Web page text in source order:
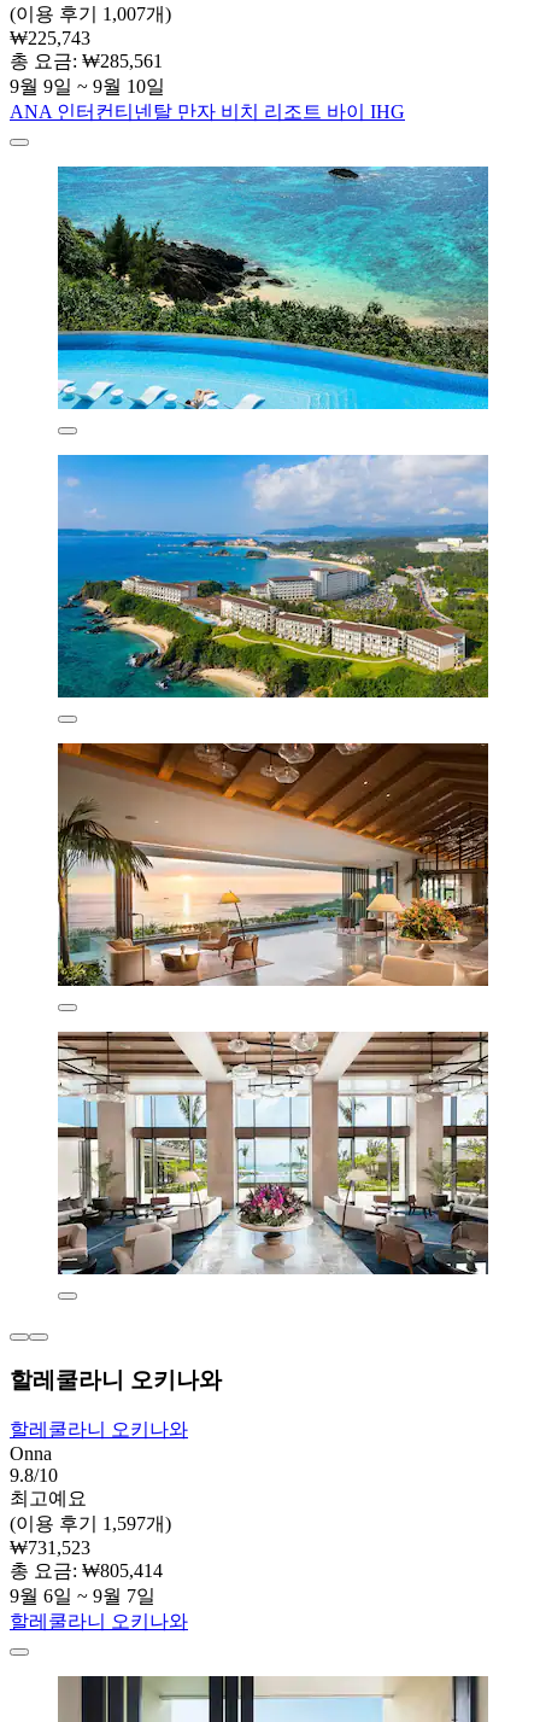
(이용 후기 1,007개)
₩225,743
총 요금: ₩285,561
9월 9일 ~ 9월 10일
ANA 인터컨티넨탈 만자 비치 리조트 바이 IHG
할레쿨라니 오키나와
할레쿨라니 오키나와
Onna
9.8/10
최고예요
(이용 후기 1,597개)
₩731,523
총 요금: ₩805,414
9월 6일 ~ 9월 7일
할레쿨라니 오키나와